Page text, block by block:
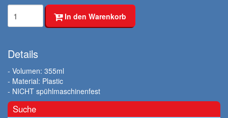
In den Warenkorb
Details
- Volumen: 355ml
- Material: Plastic
- NICHT spühlmaschinenfest
Suche